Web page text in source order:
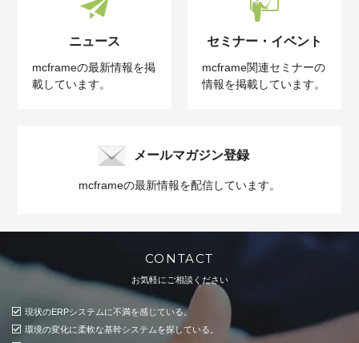
ニュース
mcframeの最新情報を掲
載しています。
セミナー・イベント
mcframe関連セミナーの
情報を掲載しています。
メールマガジン登録
mcframeの最新情報を配信しています。
CONTACT
お気軽にご相談ください
現状のERPシステムに不満を感じている。
環境の変化に柔軟な基幹システムを探している。